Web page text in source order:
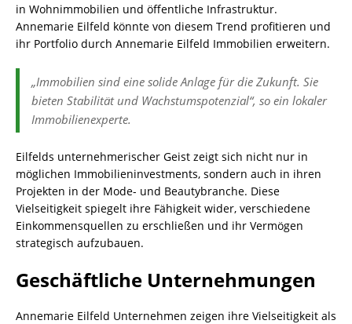
in Wohnimmobilien und öffentliche Infrastruktur.
Annemarie Eilfeld könnte von diesem Trend profitieren und
ihr Portfolio durch Annemarie Eilfeld Immobilien erweitern.
„Immobilien sind eine solide Anlage für die Zukunft. Sie
bieten Stabilität und Wachstumspotenzial“, so ein lokaler
Immobilienexperte.
Eilfelds unternehmerischer Geist zeigt sich nicht nur in
möglichen Immobilieninvestments, sondern auch in ihren
Projekten in der Mode- und Beautybranche. Diese
Vielseitigkeit spiegelt ihre Fähigkeit wider, verschiedene
Einkommensquellen zu erschließen und ihr Vermögen
strategisch aufzubauen.
Geschäftliche Unternehmungen
Annemarie Eilfeld Unternehmen zeigen ihre Vielseitigkeit als